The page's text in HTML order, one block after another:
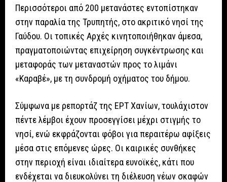
Περισσότεροι από 200 μετανάστες εντοπίστηκαν
στην παραλία της Τρυπητής, στο ακριτικό νησί της
Γαύδου. Οι τοπικές Αρχές κινητοποιήθηκαν άμεσα,
πραγματοποιώντας επιχείρηση συγκέντρωσης και
μεταφοράς των μεταναστών προς το λιμάνι
«Καραβέ», με τη συνδρομή οχήματος του δήμου.
Σύμφωνα με ρεπορτάζ της ΕΡΤ Χανίων, τουλάχιστον
πέντε λέμβοι έχουν προσεγγίσει μέχρι στιγμής το
νησί, ενώ εκφράζονται φόβοι για περαιτέρω αφίξεις
μέσα στις επόμενες ώρες. Οι καιρικές συνθήκες
στην περιοχή είναι ιδιαίτερα ευνοϊκές, κάτι που
ενδέχεται να διευκολύνει τη διέλευση νέων σκαφών